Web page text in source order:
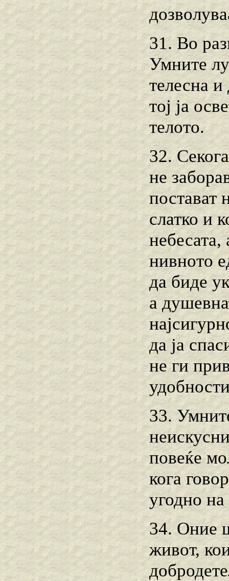
31. Во
Умните
телесна
тој ја
телото.
32.
не
постават
слатко и
небесата,
нивното
да биде
а
да ја
не ги
33.
повеќе
кога
угодно на
34. Оние
живот,